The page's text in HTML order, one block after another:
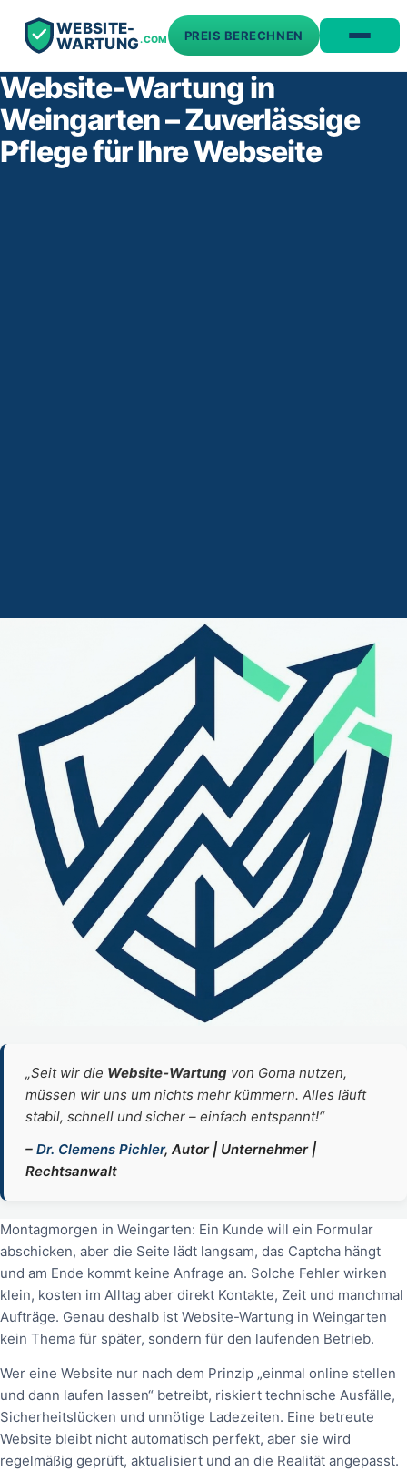
WEBSITE-
WARTUNG.COM PREIS BERECHNEN
Website-Wartung in
Weingarten – Zuverlässige
Pflege für Ihre Webseite
„Seit wir die Website‑Wartung von Goma nutzen,
müssen wir uns um nichts mehr kümmern. Alles läuft
stabil, schnell und sicher – einfach entspannt!“
– Dr. Clemens Pichler, Autor | Unternehmer |
Rechtsanwalt
Montagmorgen in Weingarten: Ein Kunde will ein Formular
abschicken, aber die Seite lädt langsam, das Captcha hängt
und am Ende kommt keine Anfrage an. Solche Fehler wirken
klein, kosten im Alltag aber direkt Kontakte, Zeit und manchmal
Aufträge. Genau deshalb ist Website-Wartung in Weingarten
kein Thema für später, sondern für den laufenden Betrieb.
Wer eine Website nur nach dem Prinzip „einmal online stellen
und dann laufen lassen“ betreibt, riskiert technische Ausfälle,
Sicherheitslücken und unnötige Ladezeiten. Eine betreute
Website bleibt nicht automatisch perfekt, aber sie wird
regelmäßig geprüft, aktualisiert und an die Realität angepasst.